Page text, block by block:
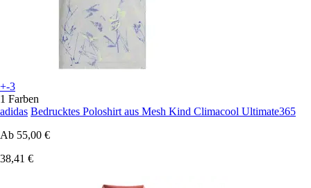
+-3
1 Farben
adidas Bedrucktes Poloshirt aus Mesh Kind Climacool Ultimate365
Ab 55,00 €
38,41 €